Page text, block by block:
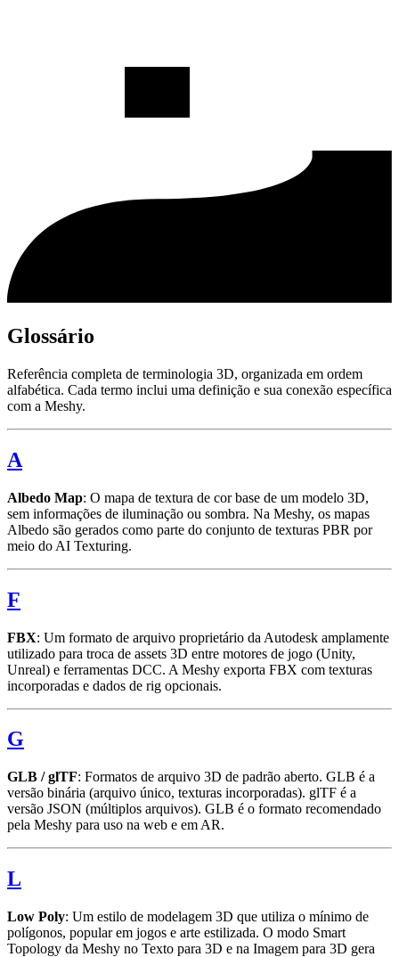
Glossário
Referência completa de terminologia 3D, organizada em ordem
alfabética. Cada termo inclui uma definição e sua conexão específica
com a Meshy.
A
Albedo Map: O mapa de textura de cor base de um modelo 3D,
sem informações de iluminação ou sombra. Na Meshy, os mapas
Albedo são gerados como parte do conjunto de texturas PBR por
meio do AI Texturing.
F
FBX: Um formato de arquivo proprietário da Autodesk amplamente
utilizado para troca de assets 3D entre motores de jogo (Unity,
Unreal) e ferramentas DCC. A Meshy exporta FBX com texturas
incorporadas e dados de rig opcionais.
G
GLB / glTF: Formatos de arquivo 3D de padrão aberto. GLB é a
versão binária (arquivo único, texturas incorporadas). glTF é a
versão JSON (múltiplos arquivos). GLB é o formato recomendado
pela Meshy para uso na web e em AR.
L
Low Poly: Um estilo de modelagem 3D que utiliza o mínimo de
polígonos, popular em jogos e arte estilizada. O modo Smart
Topology da Meshy no Texto para 3D e na Imagem para 3D gera